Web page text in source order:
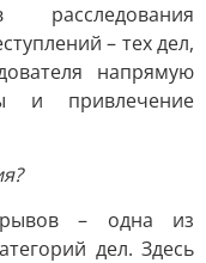
расследования
– тех дел,
напрямую
и привлечение
– одна из
дел. Здесь